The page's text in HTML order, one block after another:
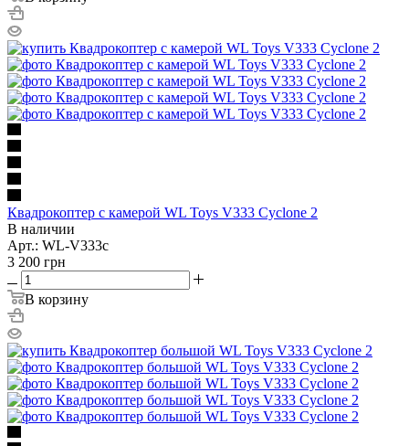
Квадрокоптер с камерой WL Toys V333 Cyclone 2
В наличии
Арт.: WL-V333c
3 200 грн
В корзину